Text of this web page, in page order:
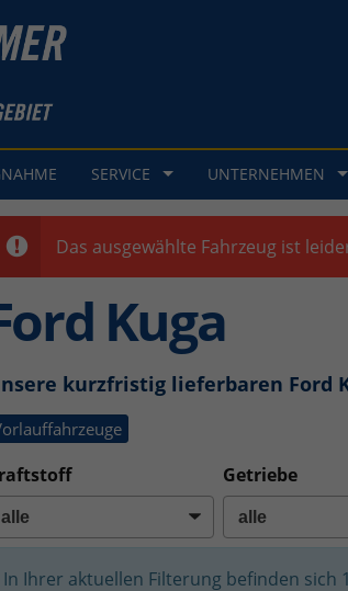
SERVICE UNTERNEHMEN
Das ausgewählte Fahrzeug ist
Kuga
kurzfristig lieferbaren Ford
Getriebe
In Ihrer aktuellen Filterung befinden sich